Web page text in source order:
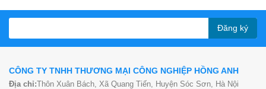
Đăng ký
CÔNG TY TNHH THƯƠNG MẠI CÔNG NGHIỆP HỒNG ANH
Địa chỉ:Thôn Xuân Bách, Xã Quang Tiến, Huyện Sóc Sơn, Hà Nội